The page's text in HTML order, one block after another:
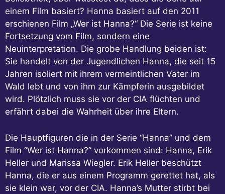
einem Film basiert? Hanna basiert auf den 2011
erschienen Film „Wer ist Hanna?“ Die Serie ist keine
Fortsetzung vom Film, sondern eine
Neuinterpretation. Die grobe Handlung beiden ist:
Sie handelt von der Jugendlichen Hanna, die seit 15
Jahren isoliert mit ihrem vermeintlichen Vater im
Wald lebt und von ihm zur Kämpferin ausgebildet
wird. Plötzlich muss sie vor der CIA flüchten und
erfährt dabei die Wahrheit über ihre Eltern.
Die Hauptfiguren die in der Serie “Hanna” und dem
Film “Wer ist Hanna?” vorkommen sind: Hanna, Erik
Heller und Marissa Wiegler. Erik Heller beschützt
Hanna, die er aus einem Programm gerettet hat, als
sie klein war, vor der CIA. Hanna’s Mutter stirbt bei